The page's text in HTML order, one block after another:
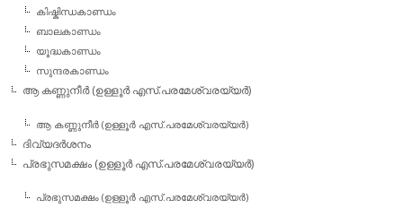
കിഷ്കിന്ധകാണ്ഡം
ബാലകാണ്ഡം
യൂദ്ധകാണ്ഡം
സുന്ദരകാണ്ഡം
ആ കണ്ണുനീര്‍ (ഉള്ളൂര്‍ എസ്.പരമേശ്വരയ്യര്‍)
ആ കണ്ണുനീര്‍ (ഉള്ളൂര്‍ എസ്.പരമേശ്വരയ്യര്‍)
ദിവ്യദര്‍ശനം
പ്രഭുസമക്ഷം (ഉള്ളൂര്‍ എസ്.പരമേശ്വരയ്യര്‍)
പ്രഭുസമക്ഷം (ഉള്ളൂര്‍ എസ്.പരമേശ്വരയ്യര്‍)